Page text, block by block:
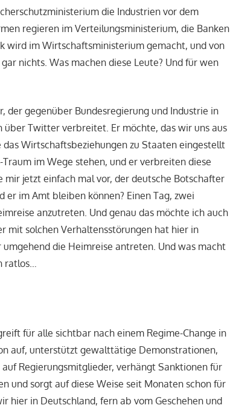
die Industrien vor dem
regieren im Verteilungsministerium, die Banken
wird im Wirtschaftsministerium gemacht, und von
nichts. Was machen diese Leute? Und für wen
der gegenüber Bundesregierung und Industrie in
Twitter verbreitet. Er möchte, das wir uns aus
Wirtschaftsbeziehungen zu Staaten eingestellt
im Wege stehen, und er verbreiten diese
jetzt einfach mal vor, der deutsche Botschafter
im Amt bleiben können? Einen Tag, zwei
anzutreten. Und genau das möchte ich auch
mit solchen Verhaltensstörungen hat hier in
die Heimreise antreten. Und was macht
ratlos…
für alle sichtbar nach einem Regime-Change in
auf, unterstützt gewalttätige Demonstrationen,
Regierungsmitglieder, verhängt Sanktionen für
und sorgt auf diese Weise seit Monaten schon für
hier in Deutschland, fern ab vom Geschehen und